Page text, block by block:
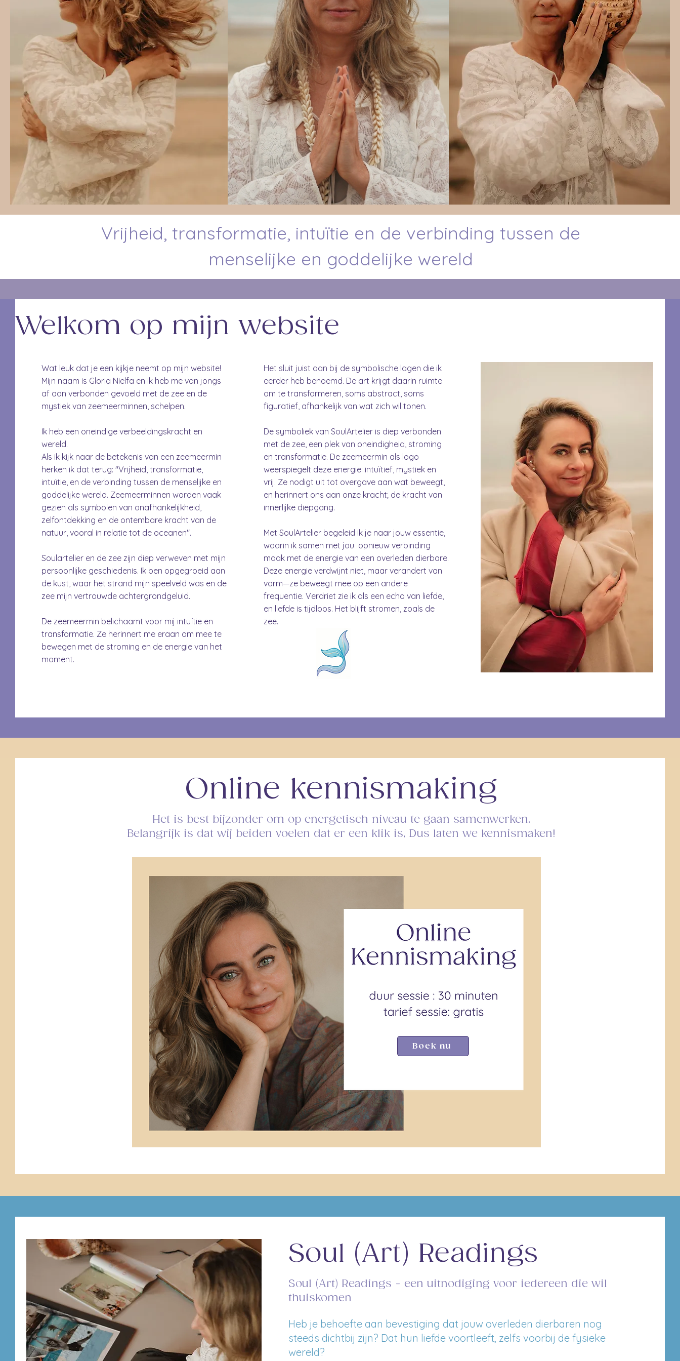
Vrijheid, transformatie, intuïtie en de verbinding tussen de
menselijke en goddelijke wereld
Welkom op mijn website
Wat leuk dat je een kijkje neemt op mijn website!
Mijn naam is Gloria Nielfa en ik heb me van jongs
af aan verbonden gevoeld met de zee en de
mystiek van zeemeerminnen, schelpen.
Ik heb een oneindige verbeeldingskracht en
wereld.
Als ik kijk naar de betekenis van een zeemeermin
herken ik dat terug: "Vrijheid, transformatie,
intuïtie, en de verbinding tussen de menselijke en
goddelijke wereld. Zeemeerminnen worden vaak
gezien als symbolen van onafhankelijkheid,
zelfontdekking en de ontembare kracht van de
natuur, vooral in relatie tot de oceanen".
Soulartelier en de zee zijn diep verweven met mijn
persoonlijke geschiedenis. Ik ben opgegroeid aan
de kust, waar het strand mijn speelveld was en de
zee mijn vertrouwde achtergrondgeluid.
De zeemeermin belichaamt voor mij intuïtie en
transformatie. Ze herinnert me eraan om mee te
bewegen met de stroming en de energie van het
moment.
Het sluit juist aan bij de symbolische lagen die ik
eerder heb benoemd. De art krijgt daarin ruimte
om te transformeren, soms abstract, soms
figuratief, afhankelijk van wat zich wil tonen.
De symboliek van SoulArtelier is diep verbonden
met de zee, een plek van oneindigheid, stroming
en transformatie. De zeemeermin als logo
weerspiegelt deze energie: intuïtief, mystiek en
vrij. Ze nodigt uit tot overgave aan wat beweegt,
en herinnert ons aan onze kracht; de kracht van
innerlijke diepgang.
Met SoulArtelier begeleid ik je naar jouw essentie,
waarin ik samen met jou opnieuw verbinding
maak met de energie van een overleden dierbare.
Deze energie verdwijnt niet, maar verandert van
vorm—ze beweegt mee op een andere
frequentie. Verdriet zie ik als een echo van liefde,
en liefde is tijdloos. Het blijft stromen, zoals de
zee.
Online kennismaking
Het is best bijzonder om op energetisch niveau te gaan samenwerken.
Belangrijk is dat wij beiden voelen dat er een klik is, Dus laten we kennismaken!
Boek nu
Soul (Art) Readings
Soul (Art) Readings - een uitnodiging voor iedereen die wil
thuiskomen
Heb je behoefte aan bevestiging dat jouw overleden dierbaren nog
steeds dichtbij zijn? Dat hun liefde voortleeft, zelfs voorbij de fysieke
wereld?